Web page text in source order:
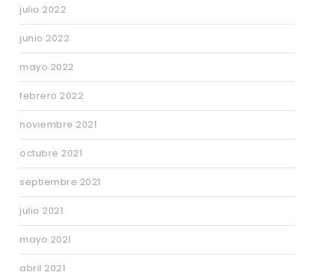
julio 2022
junio 2022
mayo 2022
febrero 2022
noviembre 2021
octubre 2021
septiembre 2021
julio 2021
mayo 2021
abril 2021